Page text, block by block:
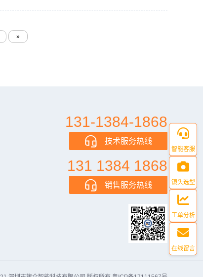
»
131-1384-1868
技术服务热线
131 1384 1868
销售服务热线
智能客服
镜头选型
工单分析
在线留言